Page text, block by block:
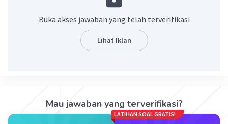
Iklan
Buka akses jawaban yang telah terverifikasi
Lihat Iklan
Mau jawaban yang terverifikasi?
LATIHAN SOAL GRATIS!